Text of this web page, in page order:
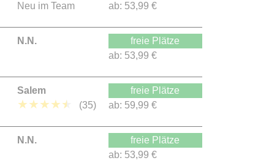
Neu im Team
ab: 53,99 €
N.N.
freie Plätze
ab: 53,99 €
Salem
★★★★★ (35)
freie Plätze
ab: 59,99 €
N.N.
freie Plätze
ab: 53,99 €